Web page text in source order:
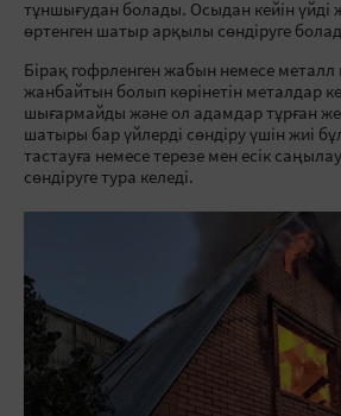
тұншығудан болады. Осыдан кейін үйді
өртенген шатыр арқылы сөндіруге
Бірақ гофрленген жабын немесе
жанбайтын болып көрінетін металдар
шығармайды және ол адамдар тұрған
шатыры бар үйлерді сөндіру үшін жиі
тастауға немесе терезе мен есік
сөндіруге тура келеді.